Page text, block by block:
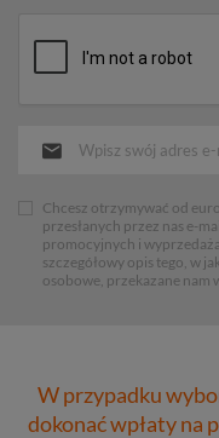
Chcesz otrzymywać od
przesłanych przez nas e-
promocyjnych i
szczegółowy opis tego, w
osobowe, przekazane nam
W przypadku
dokonać wpłaty na